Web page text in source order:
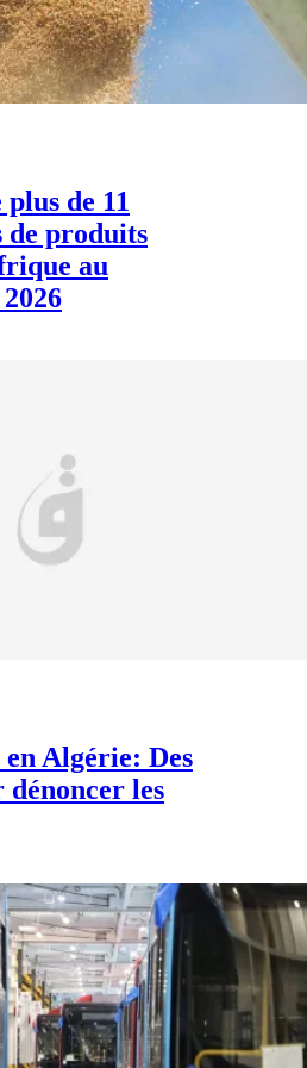
de 11
de produits
au
Algérie: Des
dénoncer les